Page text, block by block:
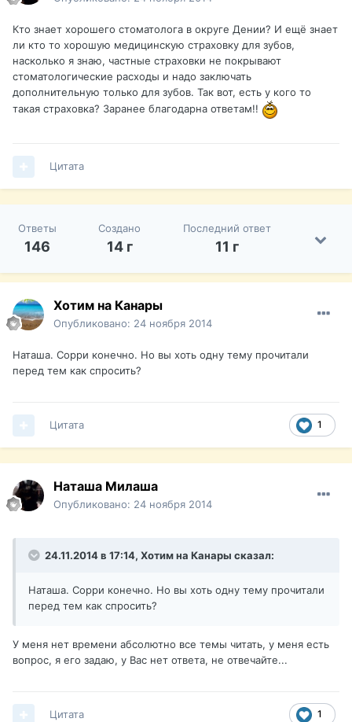
Кто знает хорошего стоматолога в округе Дении? И ещё знает
ли кто то хорошую медицинскую страховку для зубов,
насколько я знаю, частные страховки не покрывают
стоматологические расходы и надо заключать
дополнительную только для зубов. Так вот, есть у кого то
такая страховка? Заранее благодарна ответам!!
Цитата
Ответы
146
Создано
14 г
Последний ответ
11 г
Хотим на Канары
Опубликовано: 24 ноября 2014
Наташа. Сорри конечно. Но вы хоть одну тему прочитали
перед тем как спросить?
1
Цитата
Наташа Милаша
Опубликовано: 24 ноября 2014
24.11.2014 в 17:14, Хотим на Канары сказал:
Наташа. Сорри конечно. Но вы хоть одну тему прочитали
перед тем как спросить?
У меня нет времени абсолютно все темы читать, у меня есть
вопрос, я его задаю, у Вас нет ответа, не отвечайте...
1
Цитата